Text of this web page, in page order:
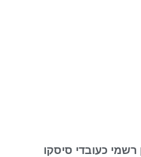
רשמי כעובדי סיסקו